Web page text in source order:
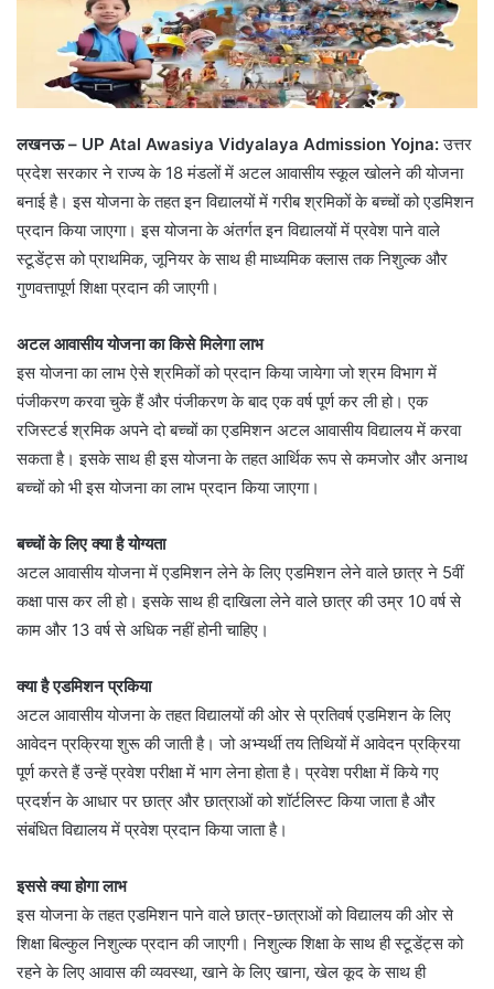
लखनऊ – UP Atal Awasiya Vidyalaya Admission Yojna:उत्तर
प्रदेश सरकार ने राज्य के 18 मंडलों में अटल आवासीय स्कूल खोलने की योजना
बनाई है। इस योजना के तहत इन विद्यालयों में गरीब श्रमिकों के बच्चों को एडमिशन
प्रदान किया जाएगा। इस योजना के अंतर्गत इन विद्यालयों में प्रवेश पाने वाले
स्टूडेंट्स को प्राथमिक, जूनियर के साथ ही माध्यमिक क्लास तक निशुल्क और
गुणवत्तापूर्ण शिक्षा प्रदान की जाएगी।
अटल आवासीय योजना का किसे मिलेगा लाभ
इस योजना का लाभ ऐसे श्रमिकों को प्रदान किया जायेगा जो श्रम विभाग में
पंजीकरण करवा चुके हैं और पंजीकरण के बाद एक वर्ष पूर्ण कर ली हो। एक
रजिस्टर्ड श्रमिक अपने दो बच्चों का एडमिशन अटल आवासीय विद्यालय में करवा
सकता है। इसके साथ ही इस योजना के तहत आर्थिक रूप से कमजोर और अनाथ
बच्चों को भी इस योजना का लाभ प्रदान किया जाएगा।
बच्चों के लिए क्या है योग्यता
अटल आवासीय योजना में एडमिशन लेने के लिए एडमिशन लेने वाले छात्र ने 5वीं
कक्षा पास कर ली हो। इसके साथ ही दाखिला लेने वाले छात्र की उम्र 10 वर्ष से
काम और 13 वर्ष से अधिक नहीं होनी चाहिए।
क्या है एडमिशन प्रकिया
अटल आवासीय योजना के तहत विद्यालयों की ओर से प्रतिवर्ष एडमिशन के लिए
आवेदन प्रक्रिया शुरू की जाती है। जो अभ्यर्थी तय तिथियों में आवेदन प्रक्रिया
पूर्ण करते हैं उन्हें प्रवेश परीक्षा में भाग लेना होता है। प्रवेश परीक्षा में किये गए
प्रदर्शन के आधार पर छात्र और छात्राओं को शॉर्टलिस्ट किया जाता है और
संबंधित विद्यालय में प्रवेश प्रदान किया जाता है।
इससे क्या होगा लाभ
इस योजना के तहत एडमिशन पाने वाले छात्र-छात्राओं को विद्यालय की ओर से
शिक्षा बिल्कुल निशुल्क प्रदान की जाएगी। निशुल्क शिक्षा के साथ ही स्टूडेंट्स को
रहने के लिए आवास की व्यवस्था, खाने के लिए खाना, खेल कूद के साथ ही